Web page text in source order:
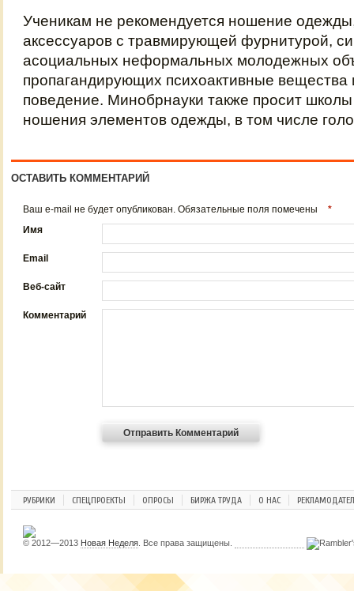
Ученикам не рекомендуется ношение
аксессуаров с травмирующей фурнитурой,
асоциальных неформальных молодежных
пропагандирующих психоактивные вещества
поведение. Минобрнауки также просит
ношения элементов одежды, в том числе
ОСТАВИТЬ КОММЕНТАРИЙ
Ваш e-mail не будет опубликован. Обязательные поля помечены
*
Имя
Email
Веб-сайт
Комментарий
РУБРИКИ СПЕЦПРОЕКТЫ ОПРОСЫ БИРЖА ТРУДА О НАС
© 2012—2013 Новая Неделя . Все права защищены.